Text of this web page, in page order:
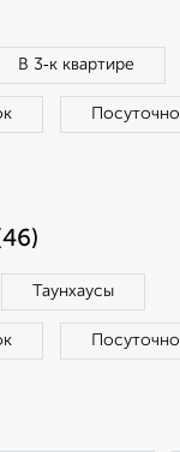
В 3‑к квартире
Посуточно
Таунхаусы
Посуточно